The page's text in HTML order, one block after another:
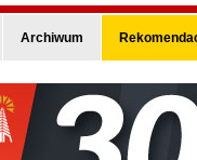
Archiwum